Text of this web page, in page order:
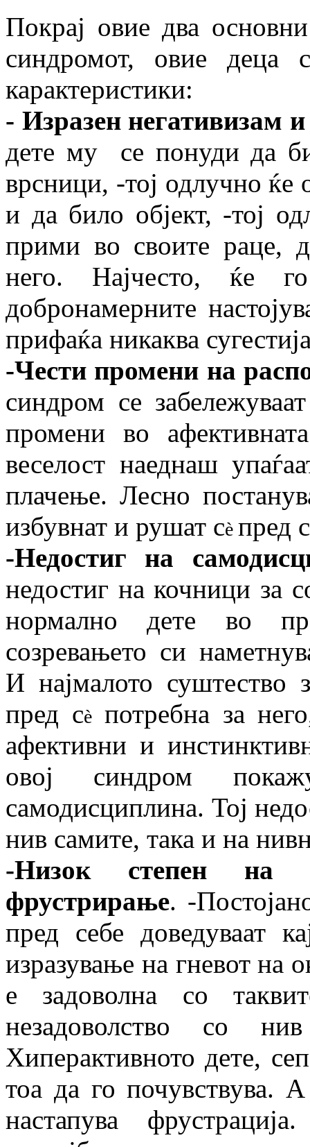
Покрај овие два
синдромот, овие деца
карактеристики:
- Изразен негативизам
дете му се понуди да
врсници, -тој одлучно
и да било објект, -тој
прими во своите раце,
него. Најчесто, ќе
добронамерните
прифаќа никаква
-Чести промени на
синдром се
промени во
веселост наеднаш
плачење. Лесно
избувнат и рушат cè пред
-Недостиг на
недостиг на кочници за
нормално дете во
созревањето си
И најмалото суштество
пред сèпотребна за
афективни и
овој синдром
самодисциплина. Тој
нив самите, така и на
-Низок степен на
фрустрирање. -
пред себе доведуваат
изразување на гневот на
е задоволна со
незадоволство со
Хиперактивното дете,
тоа да го почувствува.
настапува